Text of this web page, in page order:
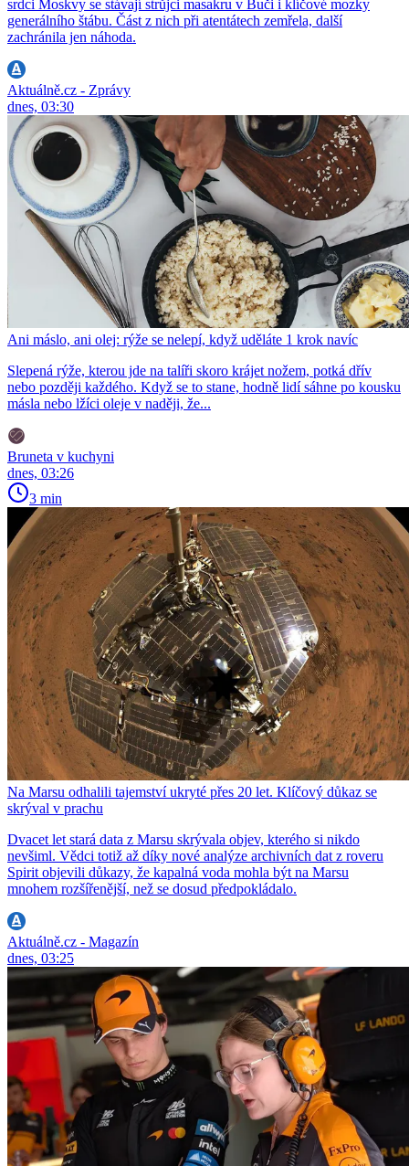
srdci Moskvy se stávají strůjci masakru v Buči i klíčové mozky
generálního štábu. Část z nich při atentátech zemřela, další
zachránila jen náhoda.
Aktuálně.cz - Zprávy
dnes, 03:30
Ani máslo, ani olej: rýže se nelepí, když uděláte 1 krok navíc
Slepená rýže, kterou jde na talíři skoro krájet nožem, potká dřív
nebo později každého. Když se to stane, hodně lidí sáhne po kousku
másla nebo lžíci oleje v naději, že...
Bruneta v kuchyni
dnes, 03:26
3 min
Na Marsu odhalili tajemství ukryté přes 20 let. Klíčový důkaz se
skrýval v prachu
Dvacet let stará data z Marsu skrývala objev, kterého si nikdo
nevšiml. Vědci totiž až díky nové analýze archivních dat z roveru
Spirit objevili důkazy, že kapalná voda mohla být na Marsu
mnohem rozšířenější, než se dosud předpokládalo.
Aktuálně.cz - Magazín
dnes, 03:25